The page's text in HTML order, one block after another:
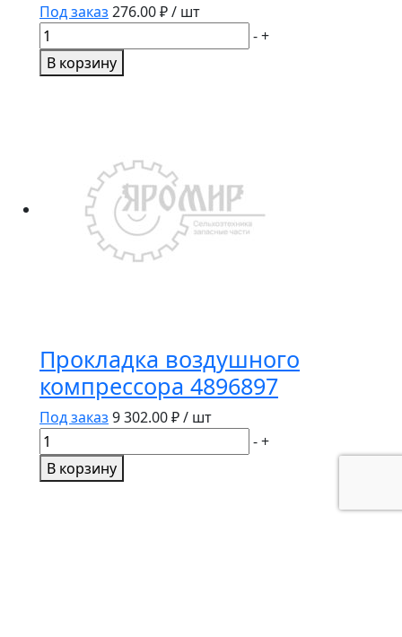
Под заказ 276.00₽ / шт
Количество
товара
Изолятор
-+
В корзину
Прокладка воздушного
компрессора 4896897
Под заказ 9 302.00₽ / шт
Количество
товара
Прокладка
-+
В корзину